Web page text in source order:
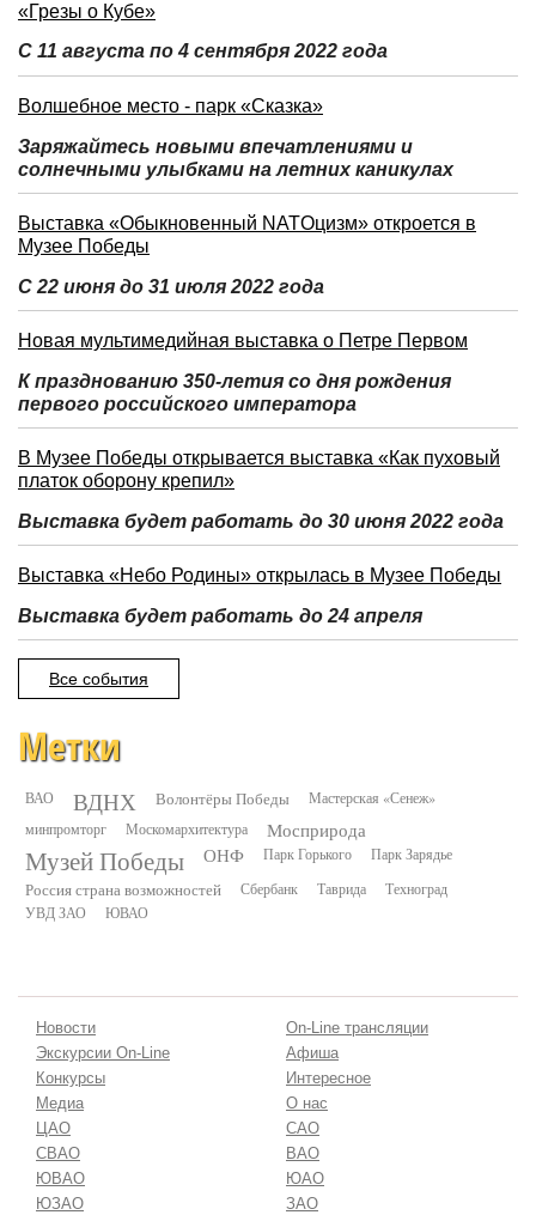
«Грезы о Кубе»
С 11 августа по 4 сентября 2022 года
Волшебное место - парк «Сказка»
Заряжайтесь новыми впечатлениями и
солнечными улыбками на летних каникулах
Выставка «Обыкновенный NATOцизм» откроется в
Музее Победы
С 22 июня до 31 июля 2022 года
Новая мультимедийная выставка о Петре Первом
К празднованию 350-летия со дня рождения
первого российского императора
В Музее Победы открывается выставка «Как пуховый
платок оборону крепил»
Выставка будет работать до 30 июня 2022 года
Выставка «Небо Родины» открылась в Музее Победы
Выставка будет работать до 24 апреля
Все события
Метки
ВАО ВДНХ Волонтёры Победы
Мастерская «Сенеж»
минпромторг
Москомархитектура Мосприрода
Музей Победы ОНФ Парк Горького Парк Зарядье
Россия страна возможностей Сбербанк Таврида
Техноград
УВД ЗАО
ЮВАО
Новости
On-Line трансляции
Экскурсии On-Line
Афиша
Конкурсы
Интересное
Медиа
О нас
ЦАО
САО
СВАО
ВАО
ЮВАО
ЮАО
ЮЗАО
ЗАО